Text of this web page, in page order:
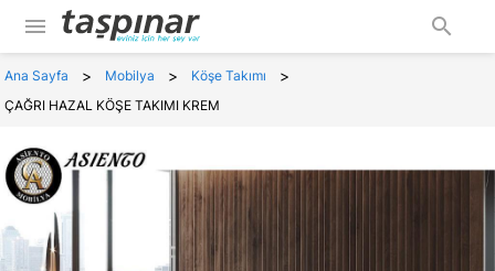
menu search
Ana Sayfa > Mobilya > Köşe Takımı >
ÇAĞRI HAZAL KÖŞE TAKIMI KREM